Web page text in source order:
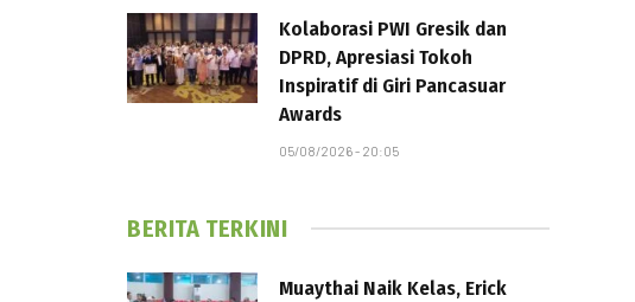
Kolaborasi PWI Gresik dan
DPRD, Apresiasi Tokoh
Inspiratif di Giri Pancasuar
Awards
05/08/2026 - 20:05
BERITA TERKINI
Muaythai Naik Kelas, Erick